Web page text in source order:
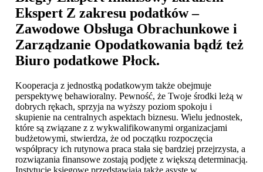
Ekspert Z zakresu podatków –
Zawodowe Obsługa Obrachunkowe i
Zarządzanie Opodatkowania bądź też
Biuro podatkowe Płock.
Kooperacja z jednostką podatkowym także obejmuje
perspektywę behawioralny. Pewność, że Twoje środki leżą w
dobrych rękach, sprzyja na wyższy poziom spokoju i
skupienie na centralnych aspektach biznesu. Wielu jednostek,
które są związane z z wykwalifikowanymi organizacjami
budżetowymi, stwierdza, że od początku rozpoczęcia
współpracy ich rutynowa praca stała się bardziej przejrzysta, a
rozwiązania finansowe zostają podjęte z większą determinacją.